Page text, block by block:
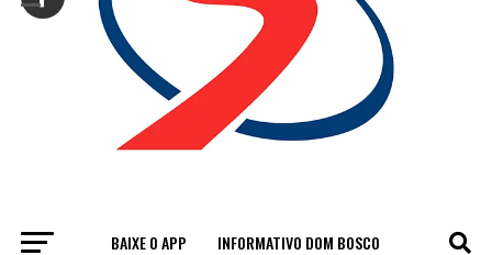
BAIXE O APP INFORMATIVO DOM BOSCO
LEGADO